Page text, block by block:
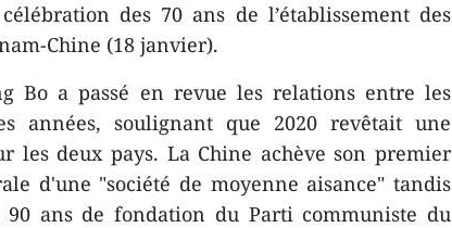
des 70 ans de l’établissement des
Chine (18 janvier).
Bo a passé en revue les relations entre les
années, soulignant que 2020 revêtait une
les deux pays. La Chine achève son premier
d'une "société de moyenne aisance" tandis
ans de fondation du Parti communiste du